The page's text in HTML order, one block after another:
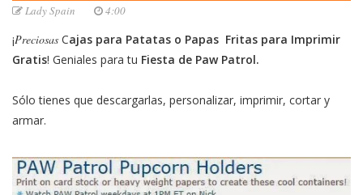
Lady Spain 4:00
¡Preciosas Cajas para Patatas o Papas Fritas para Imprimir
Gratis! Geniales para tu Fiesta de Paw Patrol.
Sólo tienes que descargarlas, personalizar, imprimir, cortar y
armar.